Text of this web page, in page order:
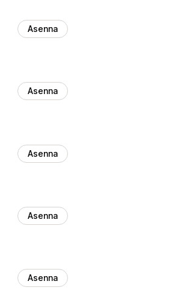
Asenna
Asenna
Asenna
Asenna
Asenna